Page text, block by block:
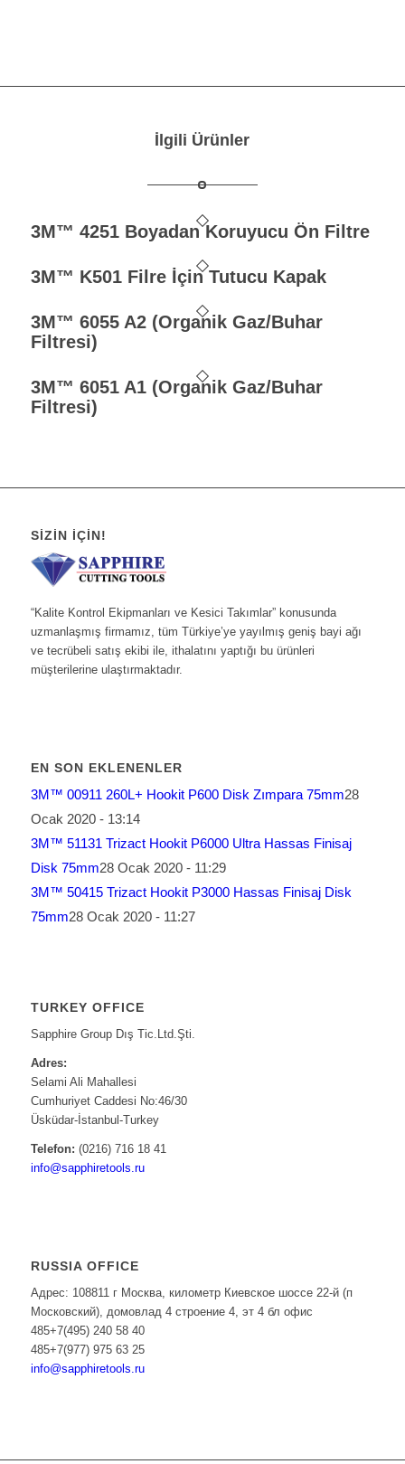
İlgili Ürünler
3M™ 4251 Boyadan Koruyucu Ön Filtre
3M™ K501 Filre İçin Tutucu Kapak
3M™ 6055 A2 (Organik Gaz/Buhar
Filtresi)
3M™ 6051 A1 (Organik Gaz/Buhar
Filtresi)
SIZIN İÇIN!
“Kalite Kontrol Ekipmanları ve Kesici Takımlar” konusunda
uzmanlaşmış firmamız, tüm Türkiye’ye yayılmış geniş bayi ağı
ve tecrübeli satış ekibi ile, ithalatını yaptığı bu ürünleri
müşterilerine ulaştırmaktadır.
EN SON EKLENENLER
3M™ 00911 260L+ Hookit P600 Disk Zımpara 75mm28
Ocak 2020 - 13:14
3M™ 51131 Trizact Hookit P6000 Ultra Hassas Finisaj
Disk 75mm28 Ocak 2020 - 11:29
3M™ 50415 Trizact Hookit P3000 Hassas Finisaj Disk
75mm28 Ocak 2020 - 11:27
TURKEY OFFICE
Sapphire Group Dış Tic.Ltd.Şti.
Adres:
Selami Ali Mahallesi
Cumhuriyet Caddesi No:46/30
Üsküdar-İstanbul-Turkey
Telefon: (0216) 716 18 41
info@sapphiretools.ru
RUSSIA OFFICE
Адрес: 108811 г Москва, километр Киевское шоссе 22-й (п
Московский), домовлад 4 строение 4, эт 4 бл офис
485+7(495) 240 58 40
485+7(977) 975 63 25
info@sapphiretools.ru